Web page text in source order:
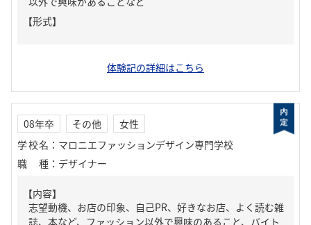
【形式】
体験記の詳細はこちら
08年卒 その他
女性
学校名 ： マロニエファッションデザイン専門学校
職種 ： デザイナー
【内容】
志望動機、お店の印象、自己PR、好きなお店、よく読む雑
誌、本など、ファッション以外で興味のあること、バイト